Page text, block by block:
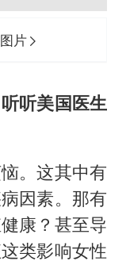
梁家辉：到内地拍戏不是北上是回归
筑健康中国
片
听美国医生
。这其中有
因素。那有
康？甚至导
类影响女性